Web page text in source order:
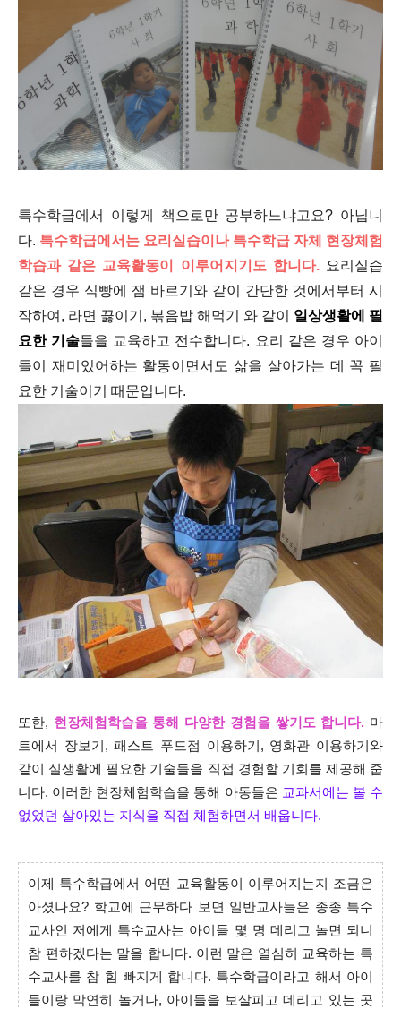
특수학급에서 이렇게 책으로만 공부하느냐고요? 아닙니
다. 특수학급에서는 요리실습이나 특수학급 자체 현장체험
학습과 같은 교육활동이 이루어지기도 합니다.요리실습
같은 경우 식빵에 잼 바르기와 같이 간단한 것에서부터 시
작하여, 라면 끓이기, 볶음밥 해먹기 와 같이
일상생활에 필
요한 기술들을 교육하고 전수합니다. 요리 같은 경우 아이
들이 재미있어하는 활동이면서도 삶을 살아가는 데 꼭 필
요한 기술이기 때문입니다.
또한, 현장체험학습을 통해 다양한 경험을 쌓기도 합니다. 마
트에서 장보기, 패스트 푸드점 이용하기, 영화관 이용하기와
같이 실생활에 필요한 기술들을 직접 경험할 기회를 제공해 줍
니다. 이러한 현장체험학습을 통해 아동들은 교과서에는 볼 수
없었던 살아있는 지식을 직접 체험하면서 배웁니다.
이제 특수학급에서 어떤 교육활동이 이루어지는지 조금은
아셨나요? 학교에 근무하다 보면 일반교사들은 종종 특수
교사인 저에게 특수교사는 아이들 몇 명 데리고 놀면 되니
참 편하겠다는 말을 합니다. 이런 말은 열심히 교육하는 특
수교사를 참 힘 빠지게 합니다. 특수학급이라고 해서 아이
들이랑 막연히 놀거나, 아이들을 보살피고 데리고 있는 곳